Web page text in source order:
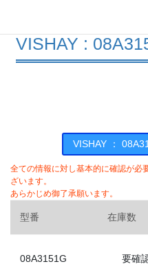
VISHAY :
VISHAY ：
全ての情報に対し基本的に確認が必
ざいます。
あらかじめ御了承願います。
型番 在庫数
08A3151G 要確